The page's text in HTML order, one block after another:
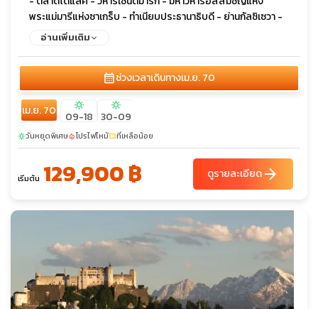
พระแม่มารีแห่งซาเกร็บ - ทำเนียบประธานาธิบดี - ย่านกัลซิเซวา -
อุทยานแห่งชาติพลิตวิเซ่ - ทะเลสาบเจเซโร โคซจัก - เมืองซาดาร์ -
เมือง - พระราชวังดิโอคลีเชี่ยน - จัตุรัสประชาชน - รูปปั้น Gregory
of Nin - เมืองมอสตาร์ - สะพานเก่าเมืองโมสตาร์ - เมืองบลากาย -
อารามเดอร์วิช บลากาย เทคิยา - เมืองดูบรอฟนิก - THE
CATHEDRAL TREASURY - หอนาฬิกาโบราณ - พระราชวังเรค
Outlet Parndorf
อ่านเพิ่มเติม
calendar_monthช่วงเวลาเดินทางเม.ย. 70
เม.ย. 70 sunny
09-18
sunny
30-09
sunnyวันหยุดพิเศษlocal_fire_departmentโปรไฟไหม้confirmation_numberที่เหลือน้อย
เริ่มต้น 129,900 ฿ ดูรายละเอียดarrow_forward